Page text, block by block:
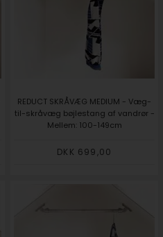
REDUCT SKRÅVÆG MEDIUM - Væg-
til-skråvæg bøjlestang af vandrør -
Mellem: 100-149cm
DKK 699,00